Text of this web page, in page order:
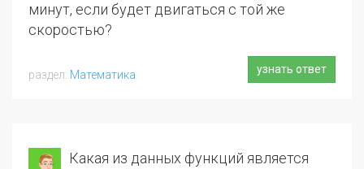
Математика
минут, если будет двигаться с той же
скоростью?
узнать ответ
Какая из данных функций является